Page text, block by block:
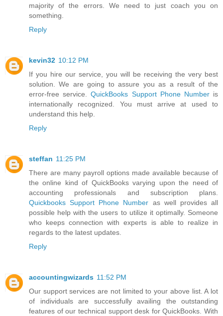
majority of the errors. We need to just coach you on
something.
Reply
kevin32 10:12 PM
If you hire our service, you will be receiving the very best
solution. We are going to assure you as a result of the
error-free service.QuickBooks Support Phone Numberis
internationally recognized. You must arrive at used to
understand this help.
Reply
steffan 11:25 PM
There are many payroll options made available because of
the online kind of QuickBooks varying upon the need of
accounting professionals and subscription plans.
Quickbooks Support Phone Number as well provides all
possible help with the users to utilize it optimally. Someone
who keeps connection with experts is able to realize in
regards to the latest updates.
Reply
accountingwizards 11:52 PM
Our support services are not limited to your above list. A lot
of individuals are successfully availing the outstanding
features of our technical support desk for QuickBooks. With